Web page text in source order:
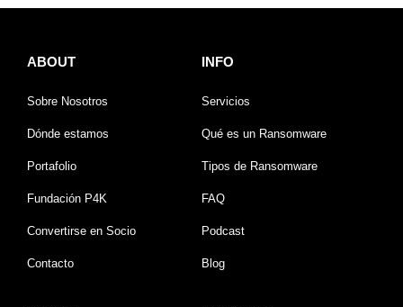
ABOUT
Sobre Nosotros
Dónde estamos
Portafolio
Fundación P4K
Convertirse en Socio
Contacto
INFO
Servicios
Qué es un Ransomware
Tipos de Ransomware
FAQ
Podcast
Blog